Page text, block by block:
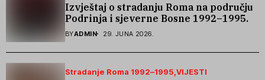
Izvještaj o stradanju Roma na području
Podrinja i sjeverne Bosne 1992–1995.
godine
BYADMIN 29. JUNA 2026.
Stradanje Roma 1992–1995 VIJESTI